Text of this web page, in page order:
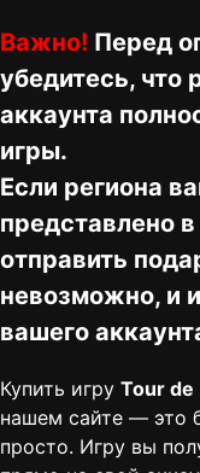
Важно! Перед
убедитесь, что
аккаунта
игры.
Если региона
представлено
отправить
невозможно, и
вашего
Купить игру Tour de
нашем сайте — это
просто. Игру вы